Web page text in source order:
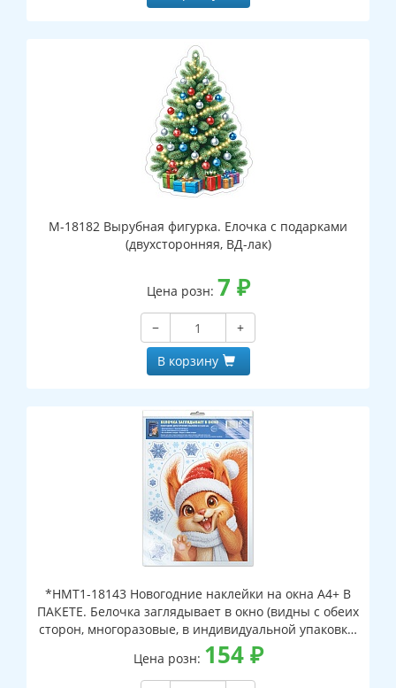
М-18182 Вырубная фигурка. Елочка с подарками
(двухсторонняя, ВД-лак)
Цена розн: 7 ₽
−
+
В корзину
*НМТ1-18143 Новогодние наклейки на окна А4+ В
ПАКЕТЕ. Белочка заглядывает в окно (видны с обеих
сторон, многоразовые, в индивидуальной упаковке,
с европодвесом и клеевым клапаном)
Цена розн: 154₽